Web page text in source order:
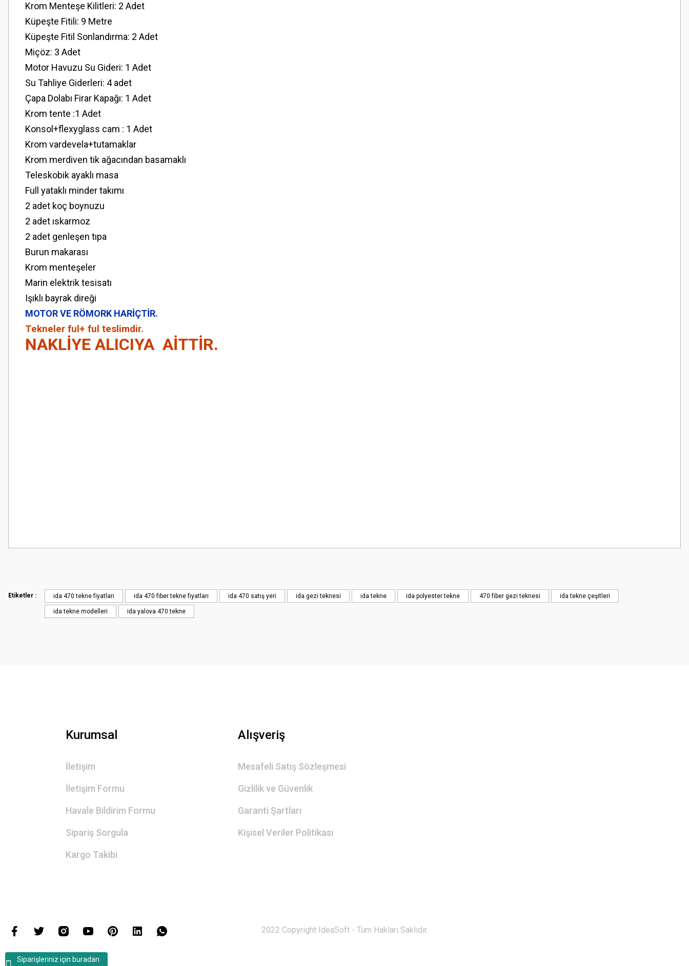
Siparişleriniz için buradan
Krom Menteşe Kilitleri: 2 Adet
Küpeşte Fitili: 9 Metre
Küpeşte Fitil Sonlandırma: 2 Adet
Miçöz: 3 Adet
Motor Havuzu Su Gideri: 1 Adet
Su Tahliye Giderleri: 4 adet
Çapa Dolabı Firar Kapağı: 1 Adet
Krom tente :1 Adet
Konsol+flexyglass cam : 1 Adet
Krom vardevela+tutamaklar
Krom merdiven tik ağacından basamaklı
Teleskobik ayaklı masa
Full yataklı minder takımı
2 adet koç boynuzu
2 adet ıskarmoz
2 adet genleşen tıpa
Burun makarası
Krom menteşeler
Marin elektrik tesisatı
Işıklı bayrak direği
MOTOR VE RÖMORK HARİÇTİR.
Tekneler ful+ ful teslimdir.
NAKLİYE ALICIYA AİTTİR.
Görüş ve önerileriniz için teşekkür ederiz.
Ürün bilgilerinde hatalar bulunuyor.
Ürün fiyatı diğer sitelerden daha pahalı.
Etiketler : ida 470 tekne fiyatları ida 470 fiber tekne fiyatları ida 470 satış yeri ida gezi teknesi ida tekne ida polyester tekne 470 fiber gezi teknesi ida tekne çeşitleri
ida tekne modelleri ida yalova 470 tekne
Kurumsal
İletişim
İletişim Formu
Havale Bildirim Formu
Sipariş Sorgula
Kargo Takibi
Alışveriş
Mesafeli Satış Sözleşmesi
Gizlilik ve Güvenlik
Garanti Şartları
Kişisel Veriler Politikası
2022 Copyright IdeaSoft - Tüm Hakları Saklıdır.